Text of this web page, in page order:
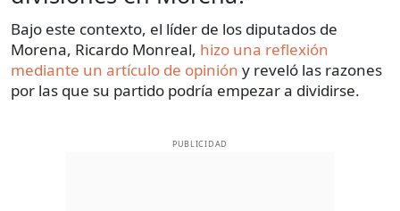
Bajo este contexto, el líder de los diputados de
Morena, Ricardo Monreal, hizo una reflexión
mediante un artículo de opinión y reveló las razones
por las que su partido podría empezar a dividirse.
PUBLICIDAD